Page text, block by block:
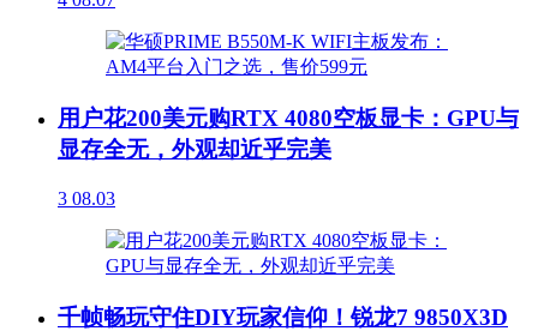
用户花200美元购RTX 4080空板显卡：GPU与
显存全无，外观却近乎完美
3 08.03
千帧畅玩守住DIY玩家信仰！锐龙7 9850X3D